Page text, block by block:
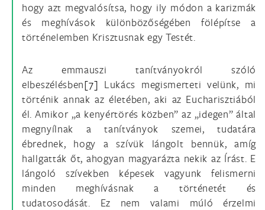
hogy azt megvalósítsa, hogy ily módon a karizmák
és meghívások különbözőségében fölépítse a
történelemben Krisztusnak egy Testét.
Az emmauszi tanítványokról szóló
elbeszélésben[7] Lukács megismerteti velünk, mi
történik annak az életében, aki az Eucharisztiából
él. Amikor „a kenyértörés közben” az „idegen” által
megnyílnak a tanítványok szemei, tudatára
ébrednek, hogy a szívük lángolt bennük, amíg
hallgatták őt, ahogyan magyarázta nekik az Írást. E
lángoló szívekben képesek vagyunk felismerni
minden meghívásnak a történetét és
tudatosodását. Ez nem valami múló érzelmi